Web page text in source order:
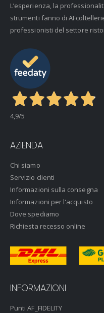
L’esperienza, la
strumenti fanno di
professionisti del settore
4,9/5
AZIENDA
Chi siamo
Servizio clienti
Informazioni sulla consegna
Informazioni per l'acquisto
Dove spediamo
Richiesta recesso online
INFORMAZIONI
Punti AF_FIDELITY